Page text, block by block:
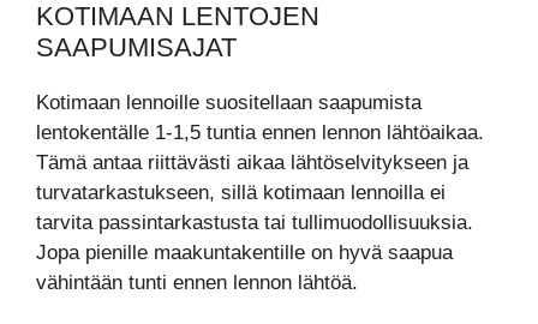
KOTIMAAN LENTOJEN
SAAPUMISAJAT
Kotimaan lennoille suositellaan saapumista
lentokentälle 1-1,5 tuntia ennen lennon lähtöaikaa.
Tämä antaa riittävästi aikaa lähtöselvitykseen ja
turvatarkastukseen, sillä kotimaan lennoilla ei
tarvita passintarkastusta tai tullimuodollisuuksia.
Jopa pienille maakuntakentille on hyvä saapua
vähintään tunti ennen lennon lähtöä.